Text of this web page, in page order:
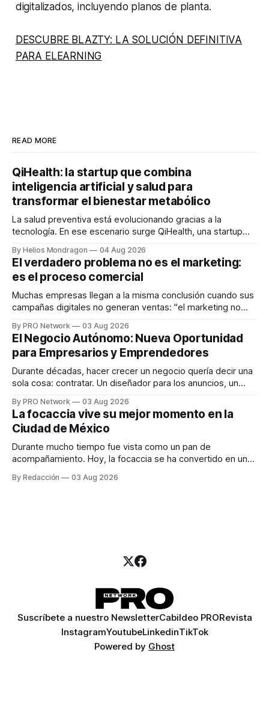
digitalizados, incluyendo planos de planta.
DESCUBRE BLAZTY: LA SOLUCIÓN DEFINITIVA
PARA ELEARNING
READ MORE
QiHealth: la startup que combina
inteligencia artificial y salud para
transformar el bienestar metabólico
La salud preventiva está evolucionando gracias a la
tecnología. En ese escenario surge QiHealth, una startup
dispositivos inteligentes, inteligencia artificial y monitoreo
en tiempo real para ayudar a las personas a tomar mejores
decisiones sobre su salud metabólica. Su propuesta busca
responder
By Helios Mondragon 04 Aug 2026
El verdadero problema no es el marketing:
es el proceso comercial
Muchas empresas llegan a la misma conclusión cuando sus
campañas digitales no generan ventas: "el marketing no
INTERIUS, el problema suele estar en otro lugar. Durante
una entrevista para el podcast SER PRO, el especialista en
marketing digital explicó que
By PRO Network 03 Aug 2026
El Negocio Autónomo: Nueva Oportunidad
para Empresarios y Emprendedores
Durante décadas, hacer crecer un negocio quería decir una
sola cosa: contratar. Un diseñador para los anuncios, un
para los textos, alguien que supiera de publicidad digital
para encontrar prospectos, un vendedor para atender
llamadas y mensajes, y —con suerte— una persona
By PRO Network 03 Aug 2026
La focaccia vive su mejor momento en la
Ciudad de México
Durante mucho tiempo fue vista como un pan de
acompañamiento. Hoy, la focaccia se ha convertido en uno
artesanal, ingredientes de calidad y experiencias que
By Redacción 03 Aug 2026
Suscríbete a nuestro NewsletterCabildeo PRORevista
InstagramYoutubeLinkedinTikTok
Powered by Ghost